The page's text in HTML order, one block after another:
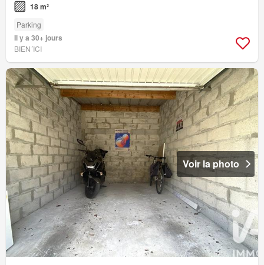
18 m²
Parking
Il y a 30+ jours
BIEN´ICI
Voir la photo